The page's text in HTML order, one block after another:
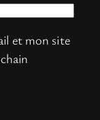
et mon site